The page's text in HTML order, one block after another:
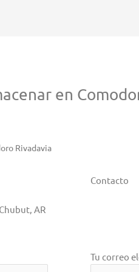
en
Rivadavia
AR
Contacto
Tu correo